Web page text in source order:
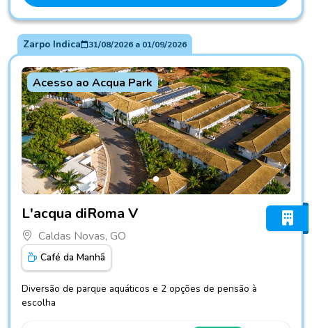
Zarpo Indica 31/08/2026a 01/09/2026
Acesso ao Acqua Park
L'acqua diRoma V
Caldas Novas, GO
Café da Manhã
Diversão de parque aquáticos e 2 opções de pensão à
escolha